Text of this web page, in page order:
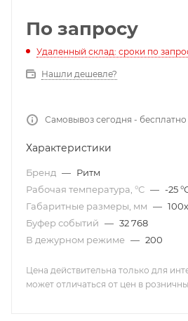
По запросу
Удаленный склад: сроки по
Нашли дешевле?
Самовывоз сегодня - бесплатно
Характеристики
Бренд — Ритм
Рабочая температура, °С — -25
Габаритные размеры, мм —
Буфер событий — 32 768
В дежурном режиме — 200
Цена действительна только для
может отличаться от цен в